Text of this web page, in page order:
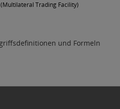
Trading Facility)
und Formeln